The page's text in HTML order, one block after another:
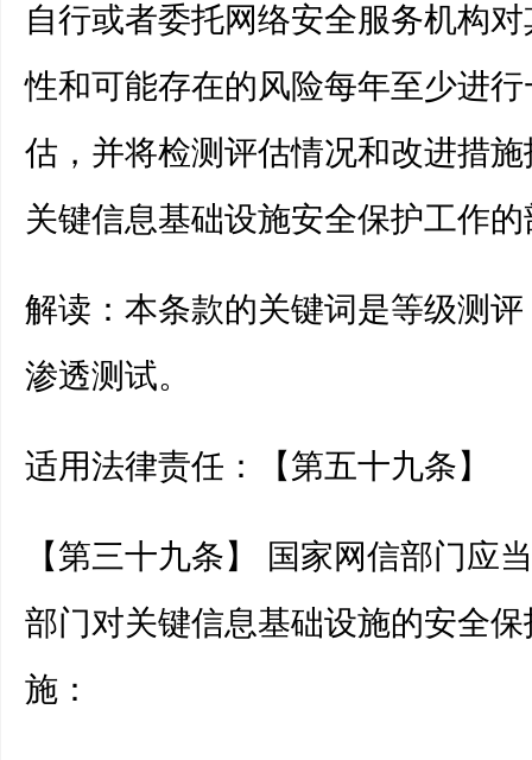
自行或者委托网络安全服务机构
性和可能存在的风险每年至少进
估，并将检测评估情况和改进措
关键信息基础设施安全保护工作
解读：本条款的关键词是等级测
渗透测试。
适用法律责任：【第五十九条】
【第三十九条】 国家网信部门应
部门对关键信息基础设施的安全
施：